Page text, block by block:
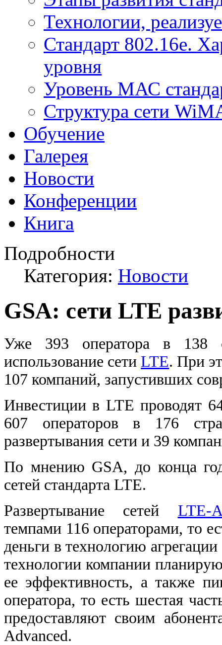
Технологии,
Стандарт 802.16е.
уровня
Уровень МАС
Структура сети
Обучение
Галерея
Новости
Конференции
Книга
Подробности
Категория: Новости
GSA: сети LTE
Уже 393 оператора в 138
использование сети LTE. При
107 компаний, запустивших
Инвестиции в LTE проводят
607 операторов в 176
развертывания сети и 39
По мнению GSA, до конца
сетей стандарта LTE.
Развертывание сетей LTE-
темпами 116 операторами, то
деньги в технологию
технологии компании
ее эффективность, а также
оператора, то есть шестая
предоставляют своим
Advanced.